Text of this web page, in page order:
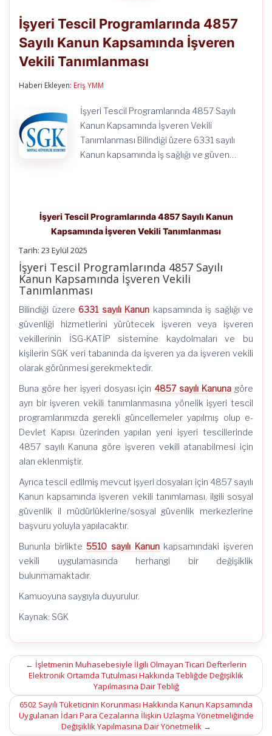
Programlarında
4857
Sayılı
Kanun
Kapsamında
İşyeri Tescil Programlarında 4857
Sayılı Kanun Kapsamında İşveren
Vekili Tanımlanması
Haberi Ekleyen: Eriş YMM
İşyeri Tescil Programlarında 4857 Sayılı
Kanun Kapsamında İşveren Vekili
Tanımlanması Bilindiği üzere 6331 sayılı
Kanun kapsamında iş sağlığı ve güven…
İşyeri Tescil Programlarında 4857 Sayılı Kanun
Kapsamında İşveren Vekili Tanımlanması
Tarih: 23 Eylül 2025
İşyeri Tescil Programlarında 4857 Sayılı
Kanun Kapsamında İşveren Vekili
Tanımlanması
Bilindiği üzere 6331 sayılı Kanun kapsamında iş sağlığı ve
güvenliği hizmetlerini yürütecek işveren veya işveren
vekillerinin İSG-KATİP sistemine kaydolmaları ve bu
kişilerin SGK veri tabanında da işveren ya da işveren vekili
olarak görünmesi gerekmektedir.
Buna göre her işyeri dosyası için 4857 sayılı Kanuna göre
ayrı bir işveren vekili tanımlanmasına yönelik işyeri tescil
programlarımızda gerekli güncellemeler yapılmış olup e-
Devlet Kapısı üzerinden yapılan yeni işyeri tescillerinde
4857 sayılı Kanuna göre işveren vekili atanabilmesi için
alan eklenmiştir.
Ayrıca tescil edilmiş mevcut işyeri dosyaları için 4857 sayılı
Kanun kapsamında işveren vekili tanımlaması, ilgili sosyal
güvenlik il müdürlüklerine/sosyal güvenlik merkezlerine
başvuru yoluyla yapılacaktır.
Bununla birlikte5510 sayılı Kanunkapsamındaki işveren
vekili uygulamasında herhangi bir değişiklik
bulunmamaktadır.
Kamuoyuna saygıyla duyurulur.
Kaynak: SGK
Post
navigation
← İşletmenin Muhasebesiyle İlgili Olmayan Ticari Defterlerin
Elektronik Ortamda Tutulması Hakkında Tebliğde Değişiklik
Yapılmasına Dair Tebliğ
6502 Sayılı Tüketicinin Korunması Hakkında Kanun Kapsamında
Uygulanan İdari Para Cezalarına İlişkin Uzlaşma Yönetmeliğinde
Değişiklik Yapılmasına Dair Yönetmelik →